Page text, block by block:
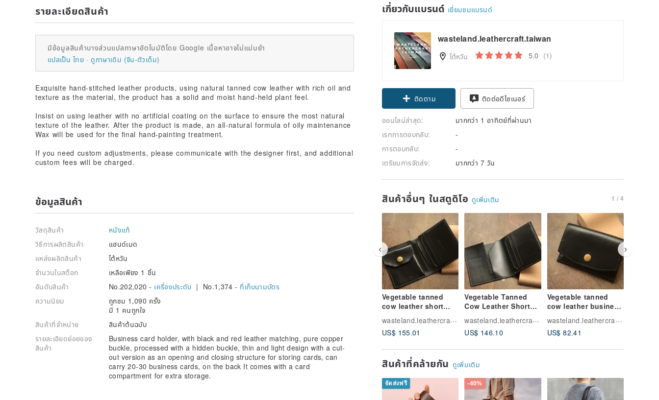
เกี่ยวกับแบรนด์ เยี่ยมชมแบรนด์
wasteland.leathercraft.taiwan
ไต้หวัน 5.0 (1)
ติดตาม ติดต่อดีไซเนอร์
ออนไลน์ล่าสุด:
มากกว่า 1 อาทิตย์ที่ผ่านมา
เรทการตอบกลับ:
-
การตอบกลับ:
-
เตรียมการจัดส่ง:
มากกว่า 7 วัน
สินค้าอื่นๆ ในสตูดิโอ ดูเพิ่มเติม 1 / 4
Vegetable tanned
cow leather short
clip black foldable
coin purse
wasteland.leathercraft.taiwan
US$ 155.01
Vegetable Tanned
Cow Leather Short
Clip Black
Lightweight Folding
Style
wasteland.leathercraft.taiwan
US$ 146.10
Vegetable tanned
cow leather business
card holder with
black light Bronze
buckle
wasteland.leathercraft.taiwan
US$ 82.41
สินค้าที่คล้ายกัน ดูเพิ่มเติม
จัดส่งฟรี -40%
รายละเอียดสินค้า
มีข้อมูลสินค้าบางส่วนแปลภาษาอัตโนมัติโดย Google เนื้อหาอาจไม่แม่นยำ
แปลเป็น ไทย
ดูภาษาเดิม (จีน-ตัวเต็ม)
Exquisite hand-stitched leather products, using natural tanned cow leather with rich oil and
texture as the material, the product has a solid and moist hand-held plant feel.
Insist on using leather with no artificial coating on the surface to ensure the most natural
texture of the leather. After the product is made, an all-natural formula of oily maintenance
Wax will be used for the final hand-painting treatment.
If you need custom adjustments, please communicate with the designer first, and additional
custom fees will be charged.
ข้อมูลสินค้า
วัสดุสินค้า
หนังแท้
วิธีการผลิตสินค้า
แฮนด์เมด
แหล่งผลิตสินค้า
ไต้หวัน
จำนวนในสต๊อก
เหลือเพียง 1 ชิ้น
อันดับสินค้า
No.202,020 - เครื่องประดับ | No.1,374 - ที่เก็บนามบัตร
ความนิยม
ถูกชม 1,090 ครั้ง
มี 1 คนถูกใจ
สินค้าที่จำหน่าย
สินค้าต้นฉบับ
รายละเอียดย่อยของ
สินค้า
Business card holder, with black and red leather matching, pure copper
buckle, processed with a hidden buckle, thin and light design with a cut-
out version as an opening and closing structure for storing cards, can
carry 20-30 business cards, on the back It comes with a card
compartment for extra storage.